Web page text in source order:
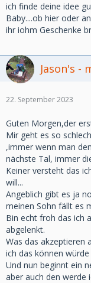
ich finde deine idee
Baby....ob hier oder
ihr iohm Geschenke
Jason's -
22. September 2023
Guten Morgen,der
Mir geht es so
,immer wenn man
nächste Tal, immer
Keiner versteht das
will...
Angeblich gibt es ja
meinen Sohn fällt es
Bin echt froh das ich
abgelenkt.
Was das akzeptieren
ich das können
Und nun beginnt ein
aber auch den werde